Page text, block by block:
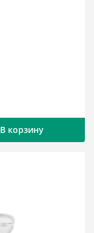
В корзину